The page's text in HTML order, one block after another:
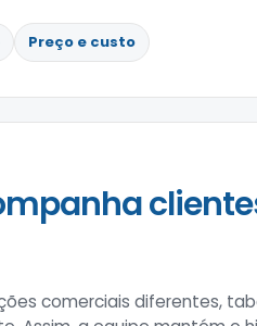
Preço e custo
comerciais diferentes,